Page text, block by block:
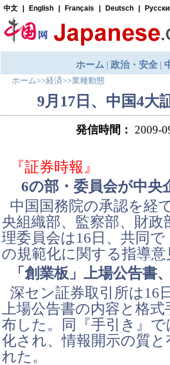
ホーム>>経済>>業種動態
9月17日、中国4大
発信時間：
『証券時報』
6の部・委員会が中央
中国国務院の承認を経
央組織部、監察部、財
理委員会は16日、共同
の規範化に関する指導
「創業板」上場公告書
深セン証券取引所は16
上場公告書の内容と格
布した。同『手引き』
化され、情報開示の質
れた。